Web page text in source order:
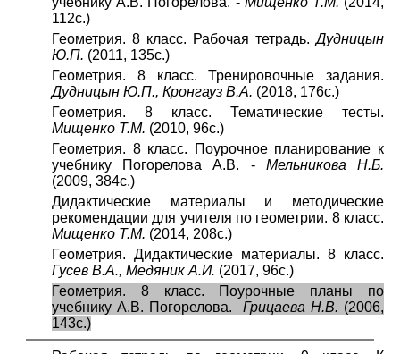
112с.)
Геометрия. 8 класс. Рабочая тетрадь.Дудницын
Ю.П. (2011, 135с.)
Геометрия. 8 класс. Тренировочные задания.
Дудницын Ю.П., Кронгауз В.А. (2018, 176с.)
Геометрия. 8 класс. Тематические тесты.
Мищенко Т.М. (2010, 96с.)
Геометрия. 8 класс. Поурочное планирование к
учебнику Погорелова А.В. - Мельникова Н.Б.
(2009, 384с.)
Дидактические материалы и методические
рекомендации для учителя по геометрии. 8 класс.
Мищенко Т.М. (2014, 208с.)
Геометрия. Дидактические материалы. 8 класс.
Гусев В.А., Медяник А.И. (2017, 96с.)
Геометрия. 8 класс. Поурочные планы по
учебнику А.В. Погорелова. Грицаева Н.В. (2006,
143с.)